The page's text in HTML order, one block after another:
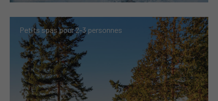
Petits spas pour2-3 personnes